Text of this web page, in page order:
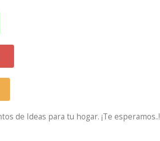
de Ideas para tu hogar. ¡Te esperamos..!